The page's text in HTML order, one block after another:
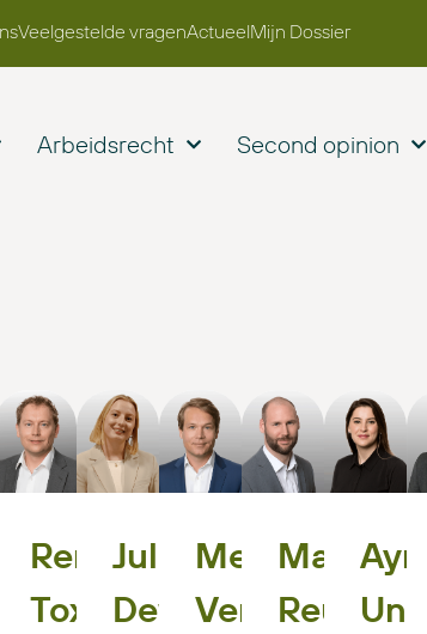
Veelgestelde vragenActueelMijn Dossier
Arbeidsrecht Second opinion
Rene
Toxopeus
Julia
Dewor
Menno
Vernooij
Marcel
Reus Unal